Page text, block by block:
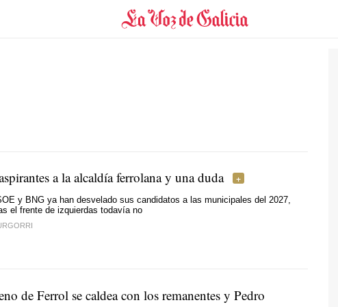
a la alcaldía ferrolana y una duda
y BNG ya han desvelado sus candidatos a las municipales del 2027,
el frente de izquierdas todavía no
de Ferrol se caldea con los remanentes y Pedro